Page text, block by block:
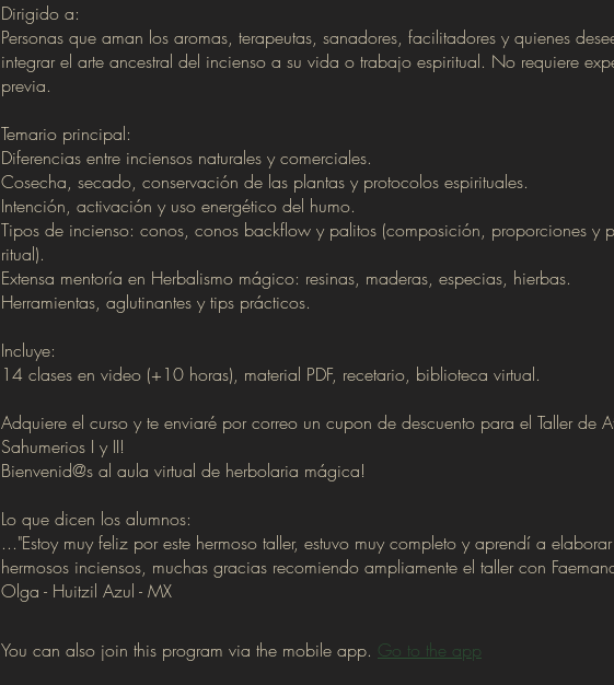
Dirigido a:
Personas que aman los aromas, terapeutas, sanadores, facilitadores y quienes
integrar el arte ancestral del incienso a su vida o trabajo espiritual. No requiere
previa.
Temario principal:
Diferencias entre inciensos naturales y comerciales.
Cosecha, secado, conservación de las plantas y protocolos espirituales.
Intención, activación y uso energético del humo.
Tipos de incienso: conos, conos backflow y palitos (composición, proporciones y
ritual).
Extensa mentoría en Herbalismo mágico: resinas, maderas, especias, hierbas.
Herramientas, aglutinantes y tips prácticos.
Incluye:
14 clases en video (+10 horas), material PDF, recetario, biblioteca virtual.
Adquiere el curso y te enviaré por correo un cupon de descuento para el Taller de
Sahumerios I y II!
Bienvenid@s al aula virtual de herbolaria mágica!
Lo que dicen los alumnos:
..."Estoy muy feliz por este hermoso taller, estuvo muy completo y aprendí a
hermosos inciensos, muchas gracias recomiendo ampliamente el taller con
You can also join this program via the mobile app. Go to the app